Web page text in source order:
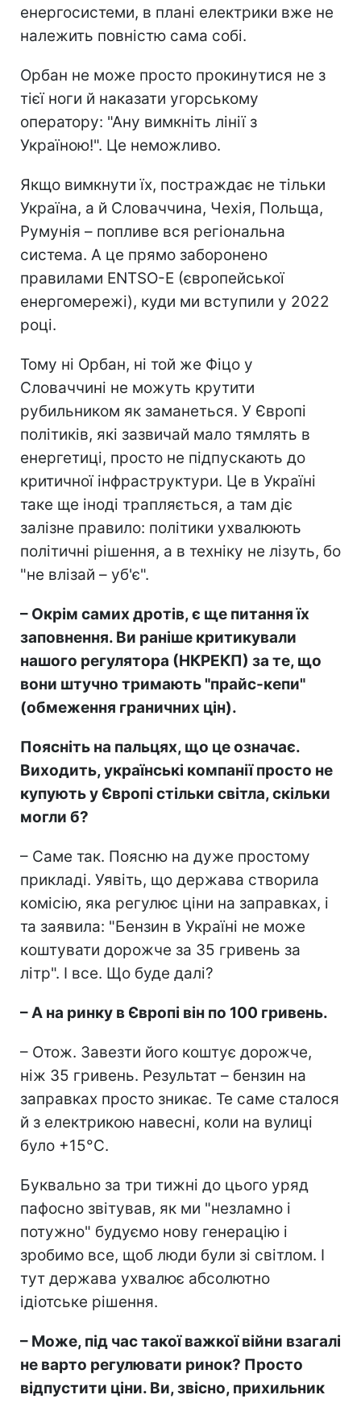
енергосистеми, в плані електрики вже не
належить повністю сама собі.
Орбан не може просто прокинутися не з
тієї ноги й наказати угорському
оператору: "Ану вимкніть лінії з
Україною!". Це неможливо.
Якщо вимкнути їх, постраждає не тільки
Україна, а й Словаччина, Чехія, Польща,
Румунія – попливе вся регіональна
система. А це прямо заборонено
правилами ENTSO-E (європейської
енергомережі), куди ми вступили у 2022
році.
Тому ні Орбан, ні той же Фіцо у
Словаччині не можуть крутити
рубильником як заманеться. У Європі
політиків, які зазвичай мало тямлять в
енергетиці, просто не підпускають до
критичної інфраструктури. Це в Україні
таке ще іноді трапляється, а там діє
залізне правило: політики ухвалюють
політичні рішення, а в техніку не лізуть, бо
"не влізай – уб'є".
– Окрім самих дротів, є ще питання їх
заповнення. Ви раніше критикували
нашого регулятора (НКРЕКП) за те, що
вони штучно тримають "прайс-кепи"
(обмеження граничних цін).
Поясніть на пальцях, що це означає.
Виходить, українські компанії просто не
купують у Європі стільки світла, скільки
могли б?
– Саме так. Поясню на дуже простому
прикладі. Уявіть, що держава створила
комісію, яка регулює ціни на заправках, і
та заявила: "Бензин в Україні не може
коштувати дорожче за 35 гривень за
літр". І все. Що буде далі?
– А на ринку в Європі він по 100 гривень.
– Отож. Завезти його коштує дорожче,
ніж 35 гривень. Результат – бензин на
заправках просто зникає. Те саме сталося
й з електрикою навесні, коли на вулиці
було +15°C.
Буквально за три тижні до цього уряд
пафосно звітував, як ми "незламно і
потужно" будуємо нову генерацію і
зробимо все, щоб люди були зі світлом. І
тут держава ухвалює абсолютно
ідіотське рішення.
– Може, під час такої важкої війни взагалі
не варто регулювати ринок? Просто
відпустити ціни. Ви, звісно, прихильник